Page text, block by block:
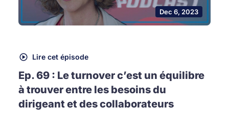
Dec 6, 2023
Lire cet épisode
Ep. 69 : Le turnover c’est un équilibre
à trouver entre les besoins du
dirigeant et des collaborateurs